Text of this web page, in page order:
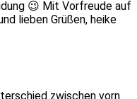
😉 Mit Vorfreude auf
lieben Grüßen, heike
zwischen vorn